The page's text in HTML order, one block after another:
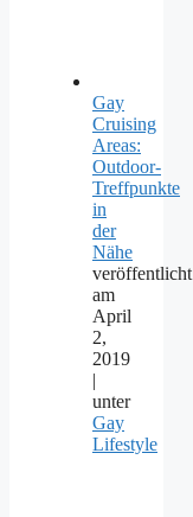
Gay
Cruising
Areas:
Outdoor-
Treffpunkte
in
der
Nähe
veröffentlicht
am
April
2,
2019
|
unter
Gay
Lifestyle